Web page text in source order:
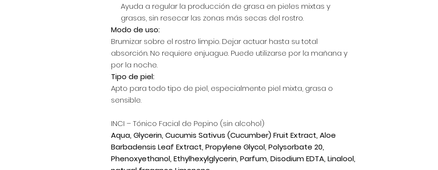
Ayuda a regular la producción de grasa en pieles mixtas y
grasas, sin resecar las zonas más secas del rostro.
Modo de uso:
Brumizar sobre el rostro limpio. Dejar actuar hasta su total
absorción. No requiere enjuague. Puede utilizarse por la mañana y
por la noche.
Tipo de piel:
Apto para todo tipo de piel, especialmente piel mixta, grasa o
sensible.
INCI – Tónico Facial de Pepino (sin alcohol)
Aqua, Glycerin, Cucumis Sativus (Cucumber) Fruit Extract, Aloe
Barbadensis Leaf Extract, Propylene Glycol, Polysorbate 20,
Phenoxyethanol, Ethylhexylglycerin, Parfum, Disodium EDTA, Linalool,